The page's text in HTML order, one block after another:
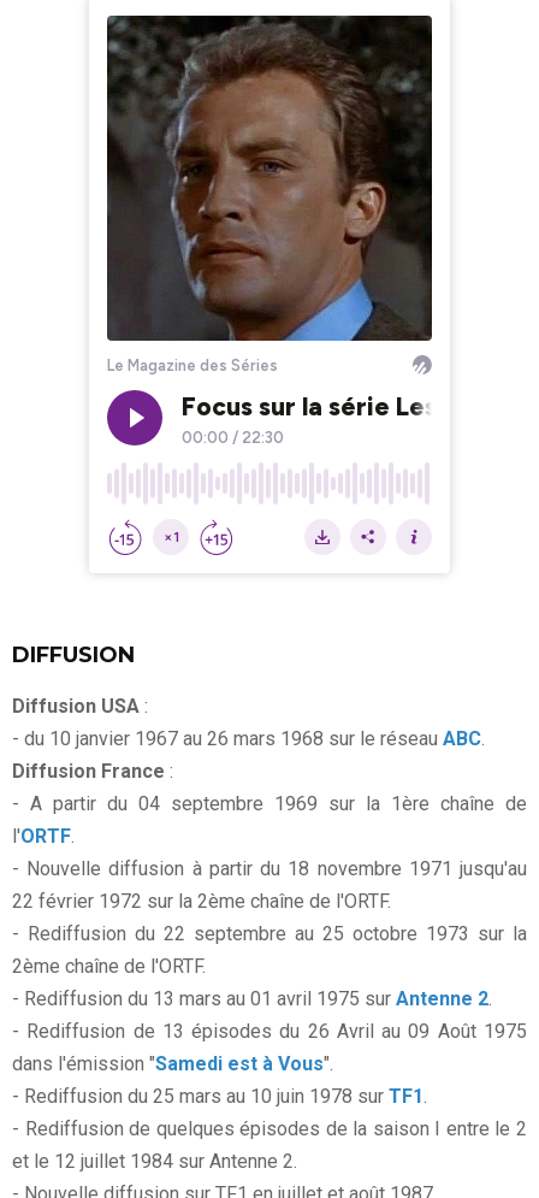
DIFFUSION
Diffusion USA :
- du 10 janvier 1967 au 26 mars 1968 sur le réseau ABC
Diffusion France :
- A partir du 04 septembre 1969 sur la 1ère chaîne de
l'ORTF
- Nouvelle diffusion à partir du 18 novembre 1971 jusqu'au
22 février 1972 sur la 2ème chaîne de l'ORTF.
- Rediffusion du 22 septembre au 25 octobre 1973 sur la
2ème chaîne de l'ORTF.
- Rediffusion du 13 mars au 01 avril 1975 sur Antenne 2
- Rediffusion de 13 épisodes du 26 Avril au 09 Août 1975
dans l'émission "Samedi est à Vous".
- Rediffusion du 25 mars au 10 juin 1978 sur TF1
- Rediffusion de quelques épisodes de la saison I entre le 2
et le 12 juillet 1984 sur Antenne 2.